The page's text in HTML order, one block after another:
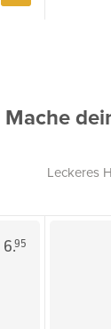
Mache
Leckeres
6.95